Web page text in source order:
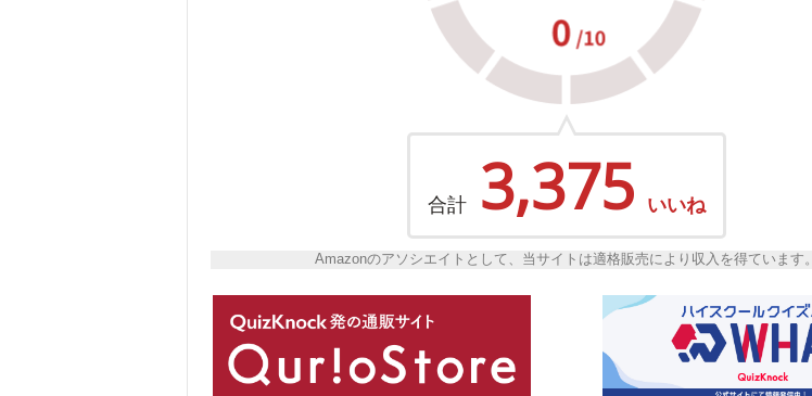
合計 3,375 いいね
Amazonのアソシエイトとして、当サイトは適格販売により収入を得ています。